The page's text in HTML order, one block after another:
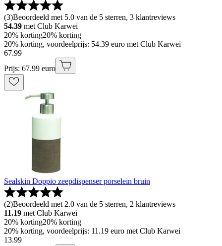
(3)Beoordeeld met 5.0 van de 5 sterren, 3 klantreviews
54.39 met Club Karwei
20% korting20% korting
20% korting, voordeelprijs: 54.39 euro met Club Karwei
67.99
Prijs: 67.99 euro
Sealskin Doppio zeepdispenser porselein bruin
(2)Beoordeeld met 2.0 van de 5 sterren, 2 klantreviews
11.19 met Club Karwei
20% korting20% korting
20% korting, voordeelprijs: 11.19 euro met Club Karwei
13.99